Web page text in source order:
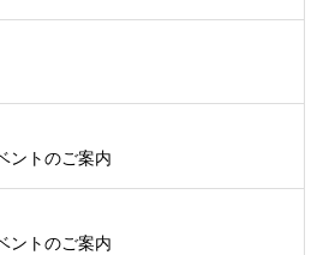
ントのご案内
ントのご案内